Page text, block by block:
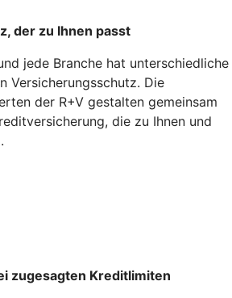
der zu Ihnen passt
jede Branche hat unterschiedliche
Versicherungsschutz. Die
der R+V gestalten gemeinsam
die zu Ihnen und
zugesagten Kreditlimiten